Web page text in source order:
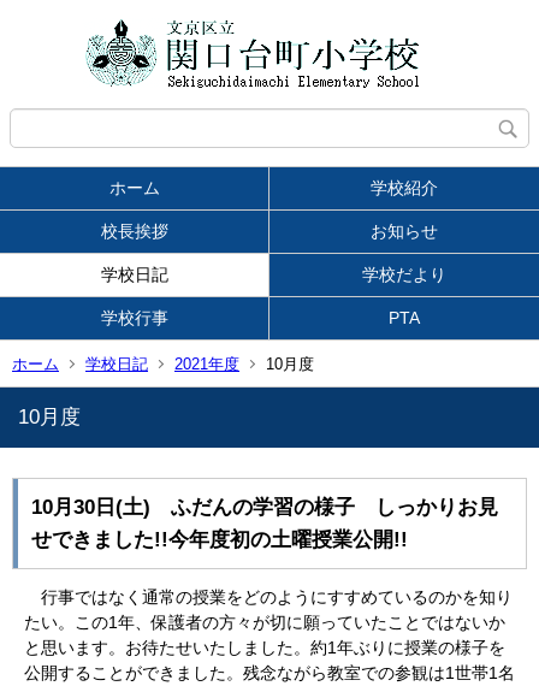
ホーム 学校紹介
校長挨拶 お知らせ
学校日記 学校だより
学校行事 PTA
ホーム 学校日記 2021年度 10月度
10月度
10月30日(土) ふだんの学習の様子 しっかりお見
せできました!!今年度初の土曜授業公開!!
行事ではなく通常の授業をどのようにすすめているのかを知り
たい。この1年、保護者の方々が切に願っていたことではないか
と思います。お待たせいたしました。約1年ぶりに授業の様子を
公開することができました。残念ながら教室での参観は1世帯1名